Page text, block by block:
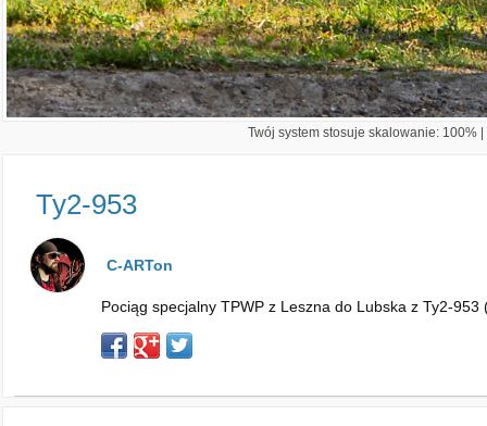
Twój system stosuje skalowanie: 100%
Ty2-953
C-ARTon
Pociąg specjalny TPWP z Leszna do Lubska z Ty2-